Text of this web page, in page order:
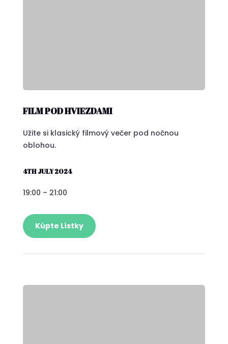
FILM POD HVIEZDAMI
Užite si klasický filmový večer pod nočnou
oblohou.
4TH JULY 2024
19:00 – 21:00
Kúpte Lístky